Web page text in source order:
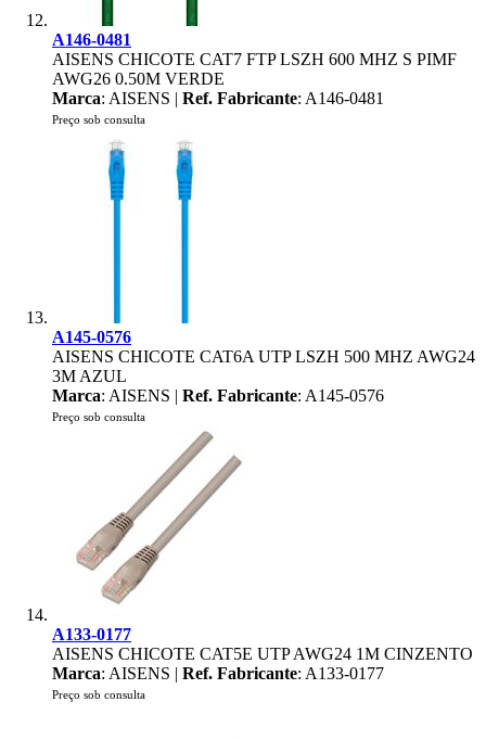
A146-0481
AISENS CHICOTE CAT7 FTP LSZH 600 MHZ S PIMF
AWG26 0.50M VERDE
Marca: AISENS | Ref. Fabricante: A146-0481
Preço sob consulta
A145-0576
AISENS CHICOTE CAT6A UTP LSZH 500 MHZ AWG24
3M AZUL
Marca: AISENS | Ref. Fabricante: A145-0576
Preço sob consulta
A133-0177
AISENS CHICOTE CAT5E UTP AWG24 1M CINZENTO
Marca: AISENS | Ref. Fabricante: A133-0177
Preço sob consulta